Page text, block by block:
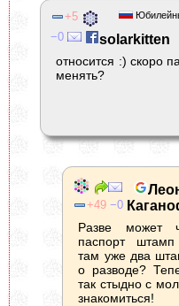
5
0
solarkitten
относится :) скоро
менять?
49 0
Разве может
паспорт штамп
там уже два
о разводе?
так стыдно с
знакомиться!